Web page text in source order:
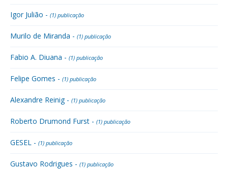
Igor Julião - (1) publicação
Murilo de Miranda - (1) publicação
Fabio A. Diuana - (1) publicação
Felipe Gomes - (1) publicação
Alexandre Reinig - (1) publicação
Roberto Drumond Furst - (1) publicação
GESEL - (1) publicação
Gustavo Rodrigues - (1) publicação